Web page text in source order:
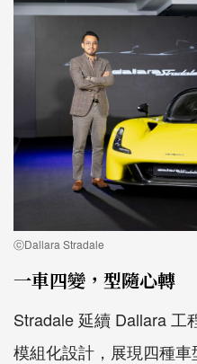
ⓒDallara Stradale
一車四變，型隨心轉
Stradale 延續 Dallara 工
模組化設計，展現四種